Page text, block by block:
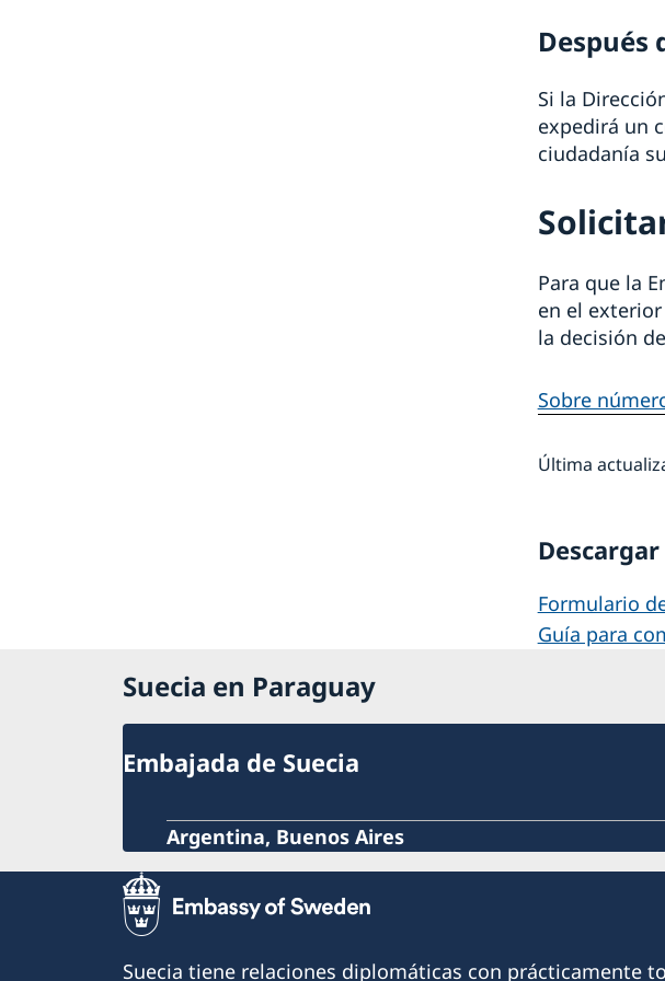
Después
Si la
expedirá un
ciudadanía
Para que la
en el
la decisión
Sobre
Última
Formulario
Guía para
Suecia en Paraguay
Embajada de Suecia
Argentina, Buenos Aires
Suecia tiene relaciones diplomáticas con prácticamente